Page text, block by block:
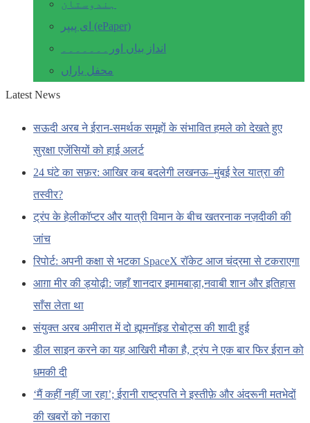
ہندوستان
ای پیپر (ePaper)
انداز بیاں اور۔۔۔۔۔۔۔
محفل یاراں
Latest News
सऊदी अरब ने ईरान-समर्थक समूहों के संभावित हमले को देखते हुए
सुरक्षा एजेंसियों को हाई अलर्ट
24 घंटे का सफ़र: आखिर कब बदलेगी लखनऊ–मुंबई रेल यात्रा की
तस्वीर?
ट्रंप के हेलीकॉप्टर और यात्री विमान के बीच खतरनाक नज़दीकी की
जांच
रिपोर्ट: अपनी कक्षा से भटका SpaceX रॉकेट आज चंद्रमा से टकराएगा
आग़ा मीर की ड्योढ़ी: जहाँ शानदार इमामबाड़ा,नवाबी शान और इतिहास
साँस लेता था
संयुक्त अरब अमीरात में दो ह्यूमनॉइड रोबोट्स की शादी हुई
डील साइन करने का यह आखिरी मौका है, ट्रंप ने एक बार फिर ईरान को
धमकी दी
‘मैं कहीं नहीं जा रहा’; ईरानी राष्ट्रपति ने इस्तीफ़े और अंदरूनी मतभेदों
की खबरों को नकारा